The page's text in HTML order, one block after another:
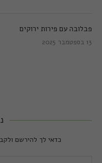
פבלובה עם פירות ירוקים
13 בספטמבר 2025
כדאי לך להירשם